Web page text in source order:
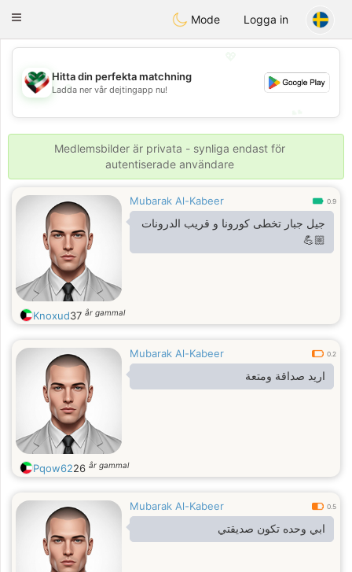
KuwaitChat
Toggle
Mode Logga in
💖
💕
Hitta din perfekta matchning
Ladda ner vår dejtingapp nu!
Medlemsbilder är privata - synliga endast för
autentiserade användare
Mubarak Al-Kabeer 0.9
جيل جبار تخطى كورونا و قريب الدرونات
💪🏼
Knoxud37 år gammal
Mubarak Al-Kabeer 0.2
اريد صداقة ومتعة
Pqow6226 år gammal
Mubarak Al-Kabeer 0.5
ابي وحده تكون صديقتي